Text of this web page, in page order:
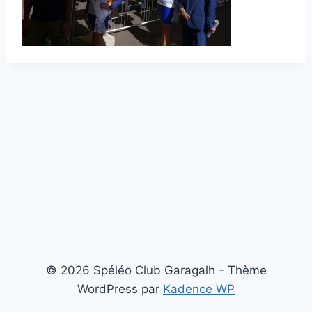
© 2026 Spéléo Club Garagalh - Thème
WordPress par Kadence WP